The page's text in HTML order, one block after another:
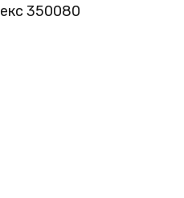
350080